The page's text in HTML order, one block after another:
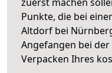
Punkte, die bei
Altdorf bei
Angefangen bei
Verpacken Ihres